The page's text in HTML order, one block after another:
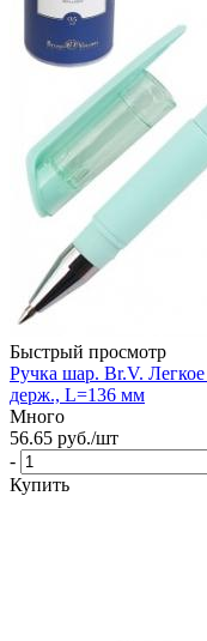
Быстрый просмотр
Ручка шар. Br.V.
держ., L=136 мм
Много
56.65 руб./шт
-
Купить